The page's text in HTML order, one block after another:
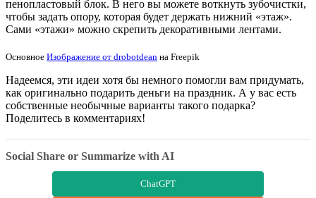
пенопластовый блок. В него вы можете воткнуть зубочистки,
чтобы задать опору, которая будет держать нижний «этаж».
Сами «этажи» можно скрепить декоративными лентами.
Основное Изображение от drobotdean на Freepik
Надеемся, эти идеи хотя бы немного помогли вам придумать,
как оригинально подарить деньги на праздник. А у вас есть
собственные необычные варианты такого подарка?
Поделитесь в комментариях!
Social Share or Summarize with AI
ChatGPT